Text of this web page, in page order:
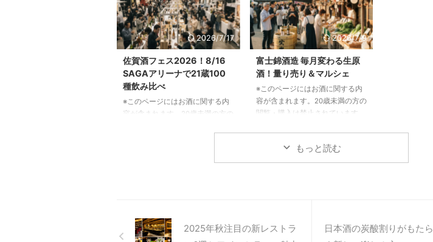
紹介します。壱岐焼酎の歴史や特
別な製法、そしてイベントで体験
できる素晴らしい内容について深
く掘り下げていきますので、ぜひ
焼酎とは？その歴史と特別な製法
壱岐焼酎は、長崎県の壱岐島で古
くから造り続けられている、大変
歴史のあるお酒です。その起源は
16世紀にまで遡ると言われてお
開催される「養老乃瀧で日本酒を
楽しむ会～武内合資会社さんを囲
んで～」の詳細をご紹介します。
岐阜県大垣市の武内合資会社を招
き、蔵元ならではのトークと美味
しい日本酒、そして料理とのペア
リングが楽しめる特別なイベント
の魅力をお伝えいたします。 岐
阜の銘酒「武内合資会社」を囲む
2026/7/17
佐賀酒フェス2026！8/16
SAGAアリーナで21蔵100
種飲み比べ
※このページにはお酒に関する内
容が含まれます。20歳未満の方の
は、佐賀の日本酒文化を存分に体
情報をご紹介いたします。佐賀の
豊かな自然が育んだ美酒の世界
2026/7/9
富士錦酒造 毎月変わる生原
酒！量り売り＆マルシェ
※このページにはお酒に関する内
容が含まれます。20歳未満の方の
閲覧・購入は禁止されています。
る「生原酒量り売り&マルシェイ
ベント」の魅力と、2026年の年
しますので、ぜひ最後までご覧く
ださい。 蔵元でしか味わえな
もっと読む
2025年秋注目の新レストラ
日本酒の炭酸割りがもたら